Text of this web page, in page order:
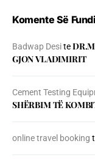
Komente Së Fundi
Badwap Desite
GJON VLADIMIRIT
Cement Testing
SHЁRBIM TЁ
online travel booking